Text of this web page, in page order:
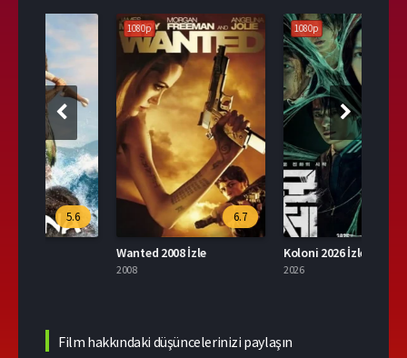
1080p
6.7
Wanted 2008 İzle
1080p
9.6
Koloni 2026 İzle
Film hakkındaki düşüncelerinizi paylaşın